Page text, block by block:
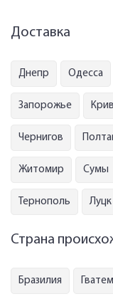
Доставка
Днепр Одесса
Запорожье
Чернигов
Житомир Сумы
Тернополь Луцк
Страна
Бразилия